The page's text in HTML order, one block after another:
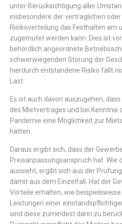
unter Berücksichtigung aller
insbesondere dervertraglichen oder
Risikoverteilung das Festhalten am
zugemutetwerden kann. Dies ist
behördlich angeordnete
schwerwiegenden Störung der
hierdurch entstandene Risiko fällt
Last.
Es ist auch davon auszugehen, dass
des Mietvertrages und bei Kenntnis
Pandemie eine Möglichkeit zur
hätten.
Daraus ergibtsich, dass der
Preisanpassungsanspruch hat. Wie
aussieht, ergibtsich aus der Prüfung
damit aus dem Einzelfall . Hat der
Vorteile erhalten, wie beispielsweise
Leistungen einer
sind diese zumindest dann zu